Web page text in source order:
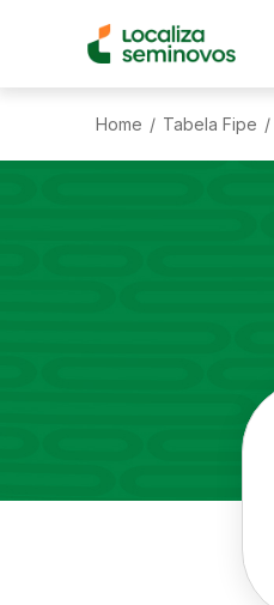
Home / Tabela Fipe /